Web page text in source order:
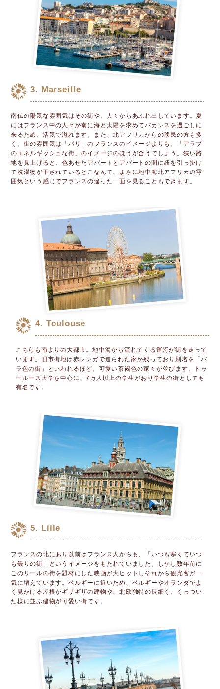
3. Marseille
南仏の陽気な雰囲気はその街や、人々からあふれ出しています。夏
にはフランス中の人々が南に海と太陽を求めてバカンスを過ごしに
来るため、活気で溢れます。また、北アフリカからの移民の方も多
く、街の雰囲気は「パリ」のフランスのイメージよりも、「アラブ
のエネルギッシュな街」のイメージのほうが合うでしょう。狭い路
地を見上げると、色あせたアパートとアパートの間に紐を引っ掛け
て洗濯物が干されているとこなんて、まさに地中海北アフリカの雰
囲気という感じでフランスの違った一面を見ることもできます。
4. Toulouse
こちらも南よりの大都市。地中海から流れてくる運河が街を走って
います。旧市街地は赤レンガで造られた家が残っており別名を「バ
ラ色の街」といわれるほど、可愛い茶褐色の家々が並びます。トゥ
ールーズ大学を中心に、7万人以上の学生がおり学生の街としても
有名です。
5. Lille
フランスの北にあり以前はフランス人からも、「いつも寒くていつ
も曇りの街」というイメージをもたれていました。しかし数年前に
このリールの街を題材にした映画が大ヒットしそれから観光客が一
気に増えています。ベルギーに近いため、ベルギーやオランダでよ
く見かける屋根がギザギザの建物や、北欧独特の長細く、くっつい
た様に並ぶ建物が可愛い街です。